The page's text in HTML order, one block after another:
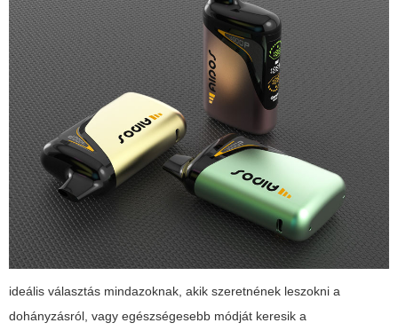
ideális választás mindazoknak, akik szeretnének leszokni a
dohányzásról, vagy egészségesebb módját keresik a